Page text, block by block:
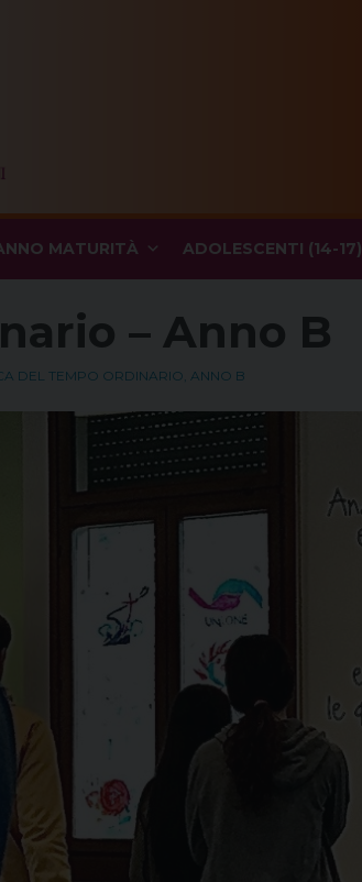
MATURITÀ ADOLESCENTI (14-17)
– Anno B
DEL TEMPO ORDINARIO, ANNO B